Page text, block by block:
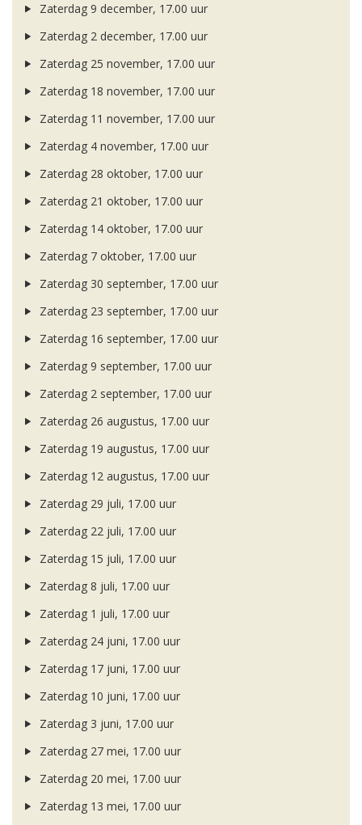
Zaterdag 9 december, 17.00 uur
Zaterdag 2 december, 17.00 uur
Zaterdag 25 november, 17.00 uur
Zaterdag 18 november, 17.00 uur
Zaterdag 11 november, 17.00 uur
Zaterdag 4 november, 17.00 uur
Zaterdag 28 oktober, 17.00 uur
Zaterdag 21 oktober, 17.00 uur
Zaterdag 14 oktober, 17.00 uur
Zaterdag 7 oktober, 17.00 uur
Zaterdag 30 september, 17.00 uur
Zaterdag 23 september, 17.00 uur
Zaterdag 16 september, 17.00 uur
Zaterdag 9 september, 17.00 uur
Zaterdag 2 september, 17.00 uur
Zaterdag 26 augustus, 17.00 uur
Zaterdag 19 augustus, 17.00 uur
Zaterdag 12 augustus, 17.00 uur
Zaterdag 29 juli, 17.00 uur
Zaterdag 22 juli, 17.00 uur
Zaterdag 15 juli, 17.00 uur
Zaterdag 8 juli, 17.00 uur
Zaterdag 1 juli, 17.00 uur
Zaterdag 24 juni, 17.00 uur
Zaterdag 17 juni, 17.00 uur
Zaterdag 10 juni, 17.00 uur
Zaterdag 3 juni, 17.00 uur
Zaterdag 27 mei, 17.00 uur
Zaterdag 20 mei, 17.00 uur
Zaterdag 13 mei, 17.00 uur